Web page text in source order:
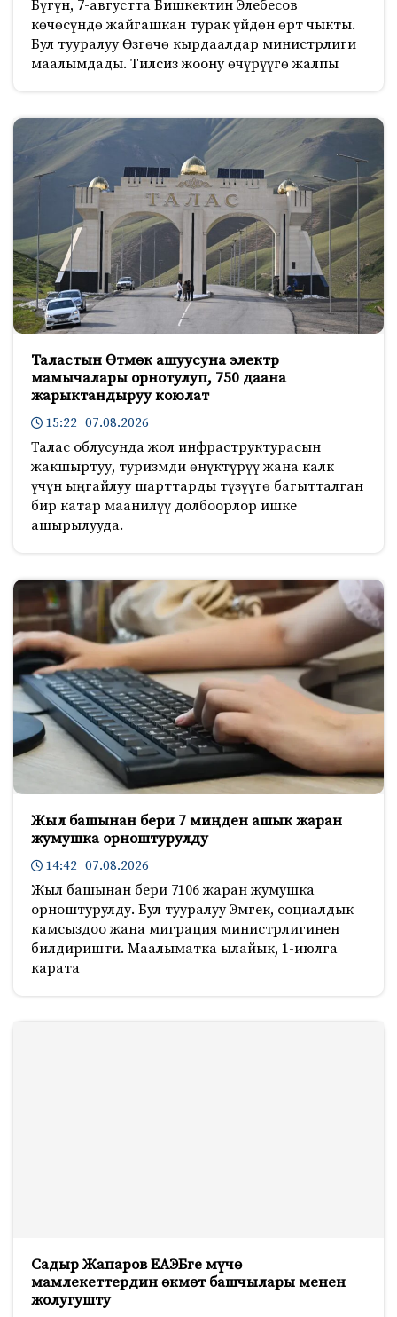
Бүгүн, 7-августта Бишкектин Элебесов
көчөсүндө жайгашкан турак үйдөн өрт чыкты.
Бул тууралуу Өзгөчө кырдаалдар министрлиги
маалымдады. Тилсиз жоону өчүрүүгө жалпы
Таластын Өтмөк ашуусуна электр
мамычалары орнотулуп, 750 даана
жарыктандыруу коюлат
15:22 07.08.2026
Талас облусунда жол инфраструктурасын
жакшыртуу, туризмди өнүктүрүү жана калк
үчүн ыңгайлуу шарттарды түзүүгө багытталган
бир катар маанилүү долбоорлор ишке
ашырылууда.
Жыл башынан бери 7 миңден ашык жаран
жумушка орноштурулду
14:42 07.08.2026
Жыл башынан бери 7106 жаран жумушка
орноштурулду. Бул тууралуу Эмгек, социалдык
камсыздоо жана миграция министрлигинен
билдиришти. Маалыматка ылайык, 1-июлга
карата
Садыр Жапаров ЕАЭБге мүчө
мамлекеттердин өкмөт башчылары менен
жолугушту